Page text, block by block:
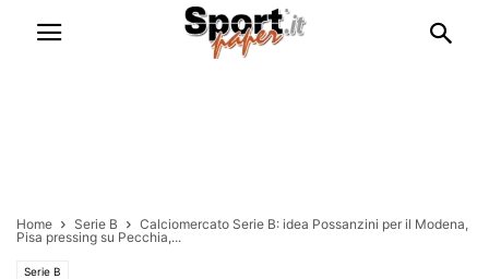
Home Serie B
Calciomercato Serie B: idea Possanzini per il Modena,
Pisa pressing su Pecchia,...
Serie B